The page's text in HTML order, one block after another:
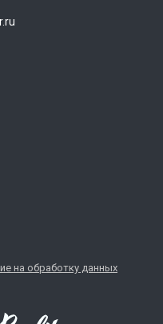
на обработку данных